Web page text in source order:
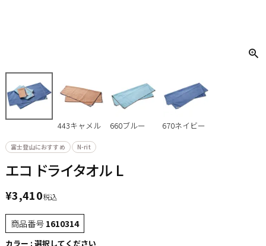
443キャメル 660ブルー 670ネイビー
富士登山におすすめ N-rit
エコ ドライタオル L
¥3,410税込
商品番号 1610314
カラー 選択してください